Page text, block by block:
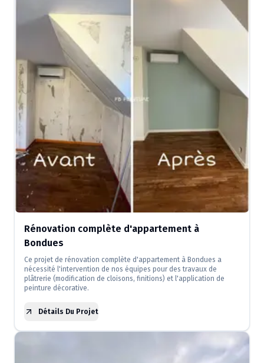
Rénovation complète d'appartement à
Bondues
Ce projet de rénovation complète d'appartement à Bondues a
nécessité l'intervention de nos équipes pour des travaux de
plâtrerie (modification de cloisons, finitions) et l'application de
peinture décorative.
Détails Du Projet